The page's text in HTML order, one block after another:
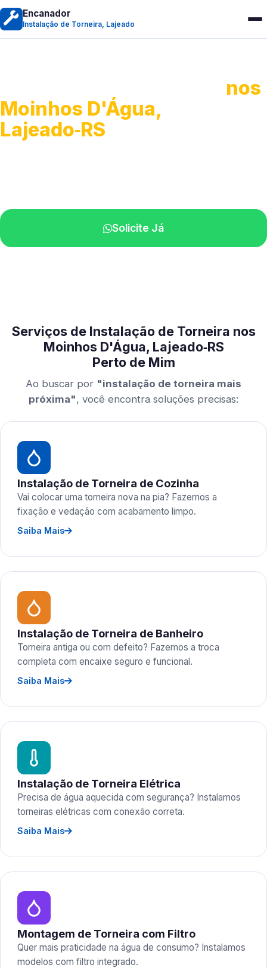
Encanador
Instalação de Torneira, Lajeado
nos
Moinhos D'Água,
Lajeado‑RS
Solicite Já
Serviços de Instalação de Torneira nos
Moinhos D'Água, Lajeado‑RS
Perto de Mim
Ao buscar por "instalação de torneira mais
próxima", você encontra soluções precisas:
Instalação de Torneira de Cozinha
Vai colocar uma torneira nova na pia? Fazemos a
fixação e vedação com acabamento limpo.
Saiba Mais
Instalação de Torneira de Banheiro
Torneira antiga ou com defeito? Fazemos a troca
completa com encaixe seguro e funcional.
Saiba Mais
Instalação de Torneira Elétrica
Precisa de água aquecida com segurança? Instalamos
torneiras elétricas com conexão correta.
Saiba Mais
Montagem de Torneira com Filtro
Quer mais praticidade na água de consumo? Instalamos
modelos com filtro integrado.